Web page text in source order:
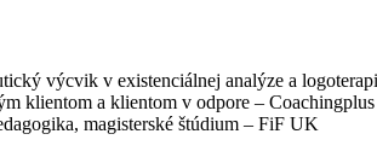
výcvik v existenciálnej analýze a
klientom a klientom v odpore – Coachingplus
magisterské štúdium – FiF UK